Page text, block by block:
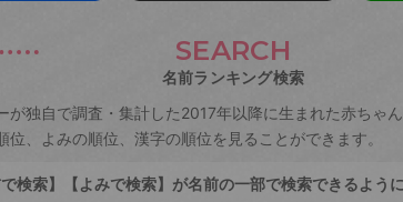
SEARCH
名前ランキング検索
が独自で調査・集計した2017年以降に生まれた赤ちゃん
位、よみの順位、漢字の順位を見ることができます。
で検索】【よみで検索】が名前の一部で検索できるよう